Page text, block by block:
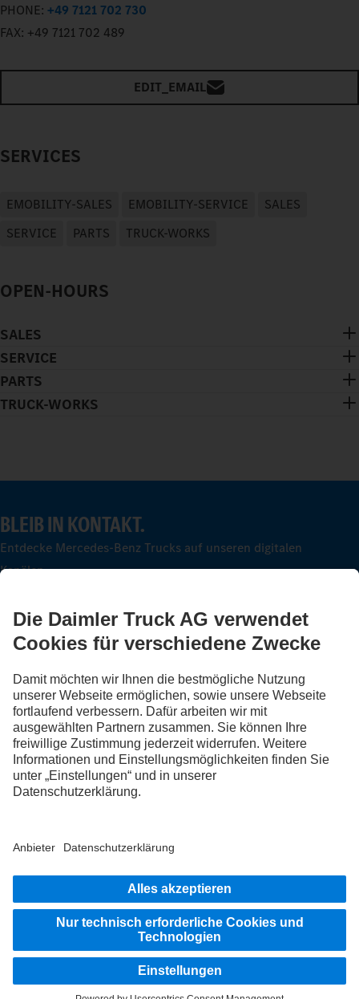
PHONE: +49 7121 702 730
FAX: +49 7121 702 489
EDIT_EMAIL
SERVICES
EMOBILITY-SALES EMOBILITY-SERVICE
SALES
SERVICE
PARTS TRUCK-WORKS
OPEN-HOURS
SALES
SERVICE
PARTS
TRUCK-WORKS
BLEIB IN KONTAKT.
Entdecke Mercedes-Benz Trucks auf unseren digitalen
Kanälen.
FOLLOW THE ROADSTARS.
Tausche jetzt Erfahrungen mit anderen Truckerinnen und
Truckern aus.